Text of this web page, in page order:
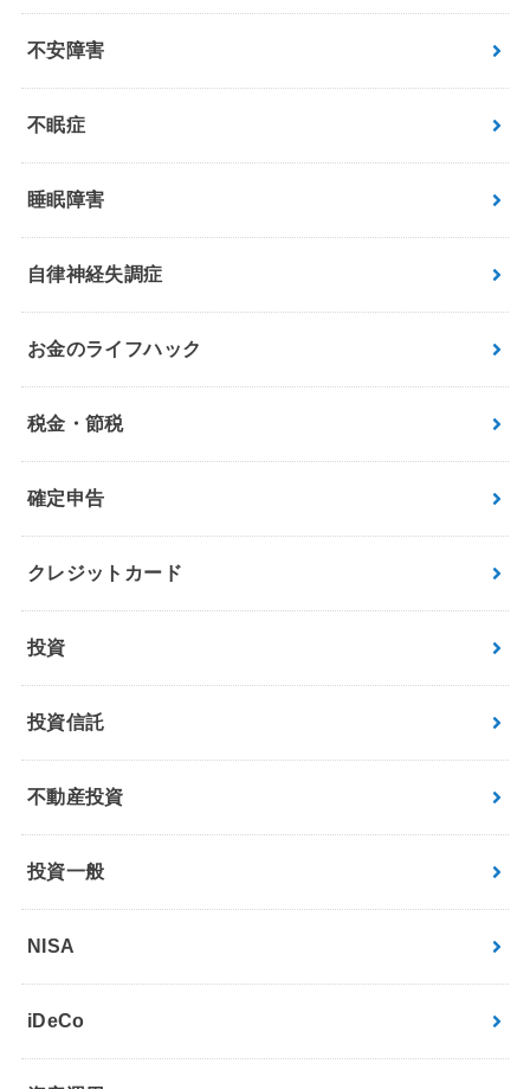
不安障害
不眠症
睡眠障害
自律神経失調症
お金のライフハック
税金・節税
確定申告
クレジットカード
投資
投資信託
不動産投資
投資一般
NISA
iDeCo